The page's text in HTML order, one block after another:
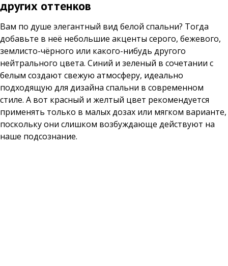
других оттенков
Вам по душе элегантный вид белой спальни? Тогда
добавьте в неё небольшие акценты серого, бежевого,
землисто-чёрного или какого-нибудь другого
нейтрального цвета. Синий и зеленый в сочетании с
белым создают свежую атмосферу, идеально
подходящую для дизайна спальни в современном
стиле. А вот красный и желтый цвет рекомендуется
применять только в малых дозах или мягком варианте,
поскольку они слишком возбуждающе действуют на
наше подсознание.